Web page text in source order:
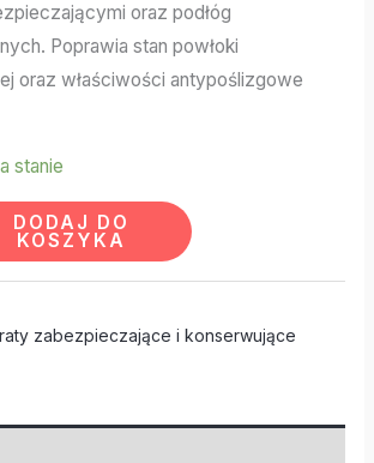
oraz podłóg
Poprawia stan powłoki
oraz właściwości antypoślizgowe
stanie
DODAJ DO
KOSZYKA
zabezpieczające i konserwujące